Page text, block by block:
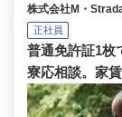
株式会社M・
正社員
普通免許証1枚
寮応相談。家